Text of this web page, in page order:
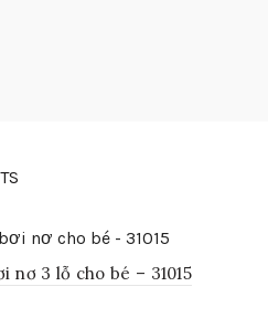
nơ 3 lỗ cho bé – 31015